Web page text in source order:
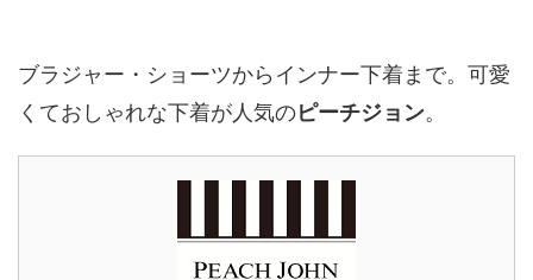
ブラジャー・ショーツからインナー下着まで。可愛
くておしゃれな下着が人気のピーチジョン。